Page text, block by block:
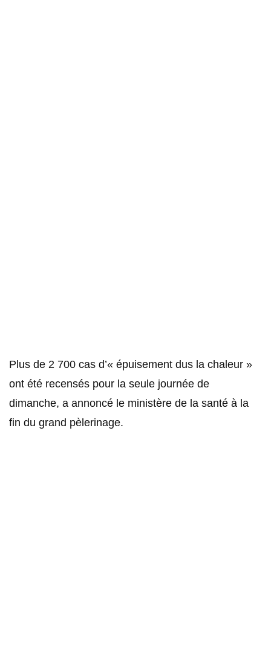
Plus de 2 700 cas d’« épuisement dus la chaleur »
ont été recensés pour la seule journée de
dimanche, a annoncé le ministère de la santé à la
fin du grand pèlerinage.